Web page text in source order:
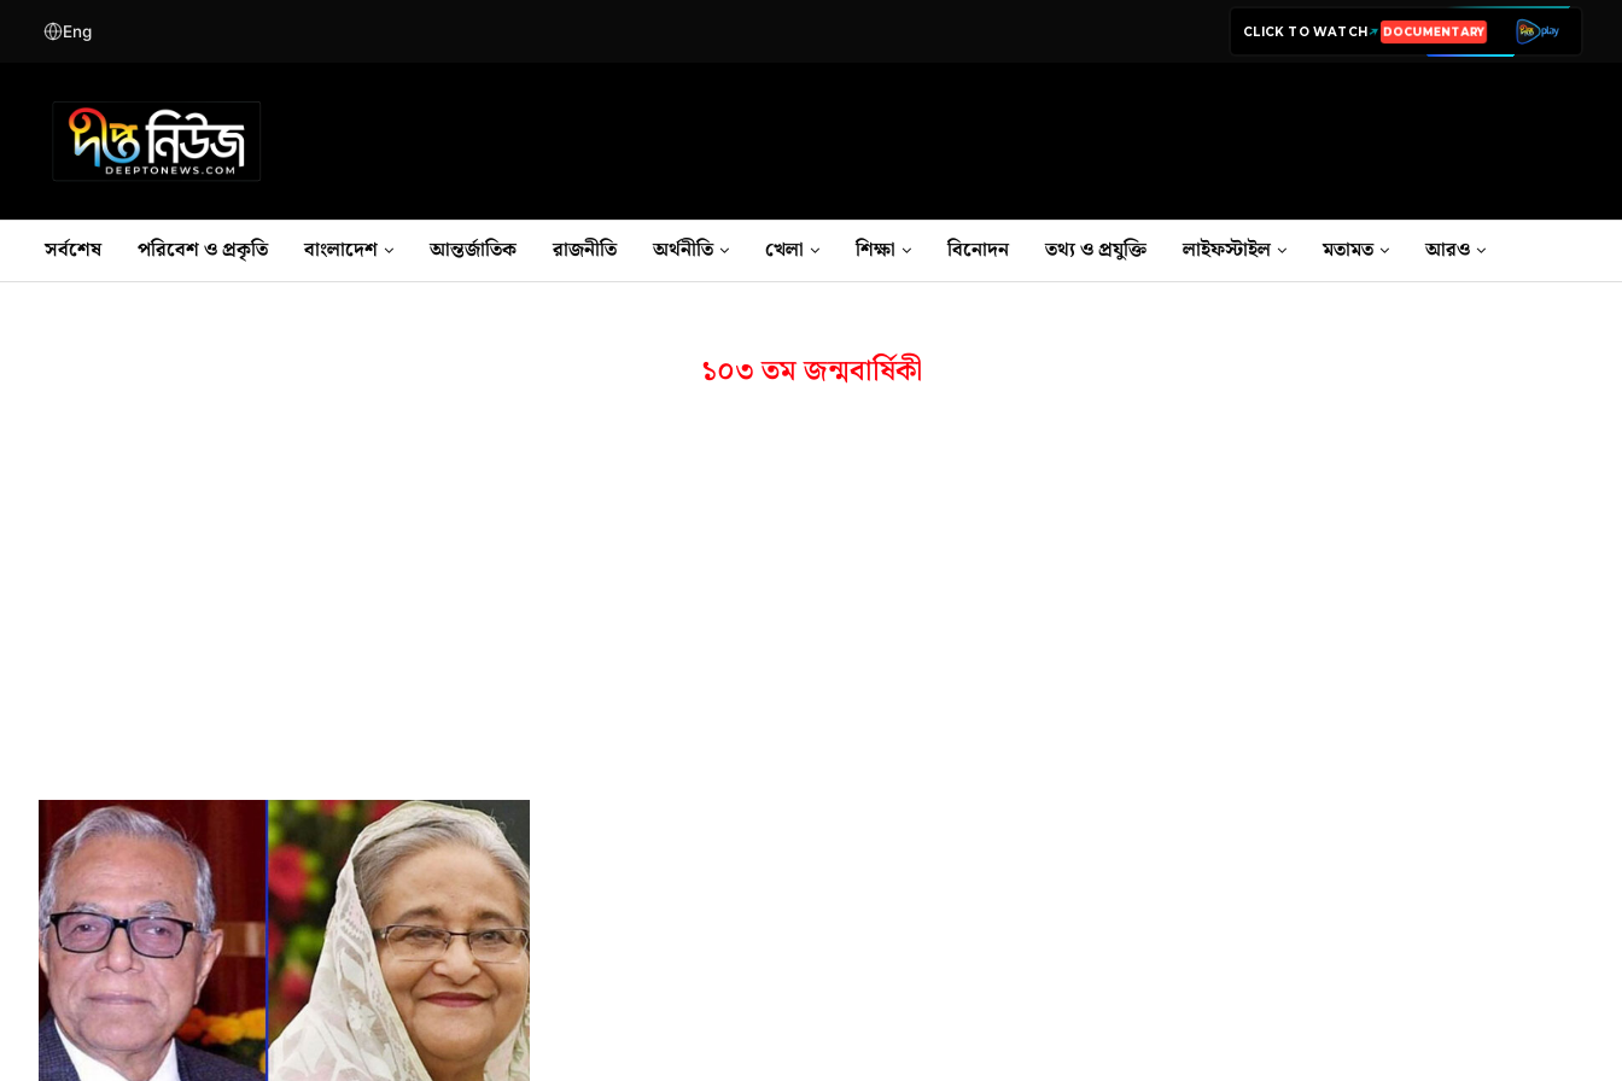
Eng CLICK TO WATCH LIVE TV
সর্বশেষ পরিবেশ ও প্রকৃতি বাংলাদেশ আন্তর্জাতিক রাজনীতি অর্থনীতি খেলা শিক্ষা বিনোদন তথ‍্য ও প্রযুক্তি লাইফস্টাইল মতামত আরও
১০৩ তম জন্মবার্ষিকী